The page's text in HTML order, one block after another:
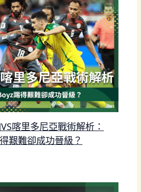
喀里多尼亞戰術解析：
艱難卻成功晉級？